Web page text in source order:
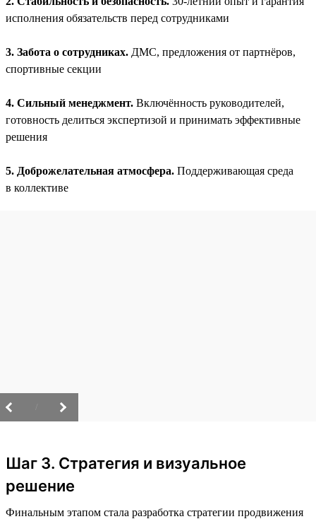
исполнения обязательств перед сотрудниками
3. Забота о сотрудниках. ДМС, предложения от партнёров,
спортивные секции
4. Сильный менеджмент. Включённость руководителей,
готовность делиться экспертизой и принимать эффективные
решения
5. Доброжелательная атмосфера. Поддерживающая среда
в коллективе
Шаг 3. Стратегия и визуальное
решение
Финальным этапом стала разработка стратегии продвижения